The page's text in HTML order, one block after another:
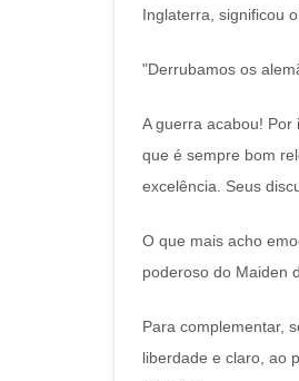
Inglaterra, significou
"Derrubamos os
A guerra acabou! Por
que é sempre bom
excelência. Seus
O que mais acho
poderoso do Maiden
Para complementar,
liberdade e claro, ao